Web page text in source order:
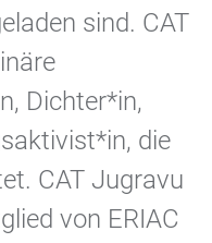
sind. CAT
Dichter*in,
die
CAT Jugravu
von ERIAC